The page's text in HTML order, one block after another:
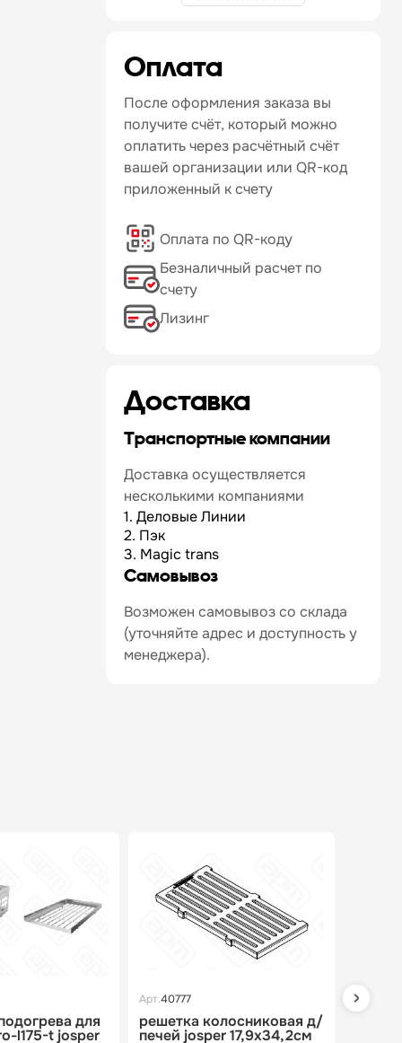
Оплата
После оформления заказа вы
получите счёт, который можно
оплатить через расчётный счёт
вашей организации или QR-код
приложенный к счету
Оплата по QR-коду
Безналичный расчет по
счету
Лизинг
Доставка
Транспортные компании
Доставка осуществляется
несколькими компаниями
1. Деловые Линии
2. Пэк
3. Magic trans
Самовывоз
Возможен самовывоз со склада
(уточняйте адрес и доступность у
менеджера).
для
l175-t josper
Арт.40777
решетка колосниковая д/
печей josper 17,9x34,2см
Арт.